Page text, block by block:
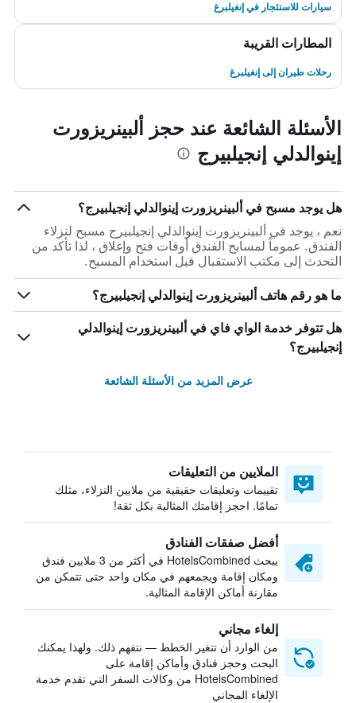
سيارات للاستئجار في إنغيلبرغ
المطارات القريبة
رحلات طيران إلى إنغيلبرغ
الأسئلة الشائعة عند حجز ألبينريزورت
إينوالدلي إنجيلبيرج
هل يوجد مسبح في ألبينريزورت إينوالدلي إنجيلبيرج؟
نعم ، يوجد في ألبينريزورت إينوالدلي إنجيلبيرج مسبح لنزلاء
الفندق. عموماً لمسابح الفندق أوقات فتح وإغلاق ، لذا تأكد من
التحدث إلى مكتب الاستقبال قبل استخدام المسبح.
ما هو رقم هاتف ألبينريزورت إينوالدلي إنجيلبيرج؟
هل تتوفر خدمة الواي فاي في ألبينريزورت إينوالدلي
إنجيلبيرج؟
عرض المزيد من الأسئلة الشائعة
الملايين من التعليقات
تقييمات وتعليقات حقيقية من ملايين النزلاء، مثلك
تمامًا. احجز إقامتك المثالية بكل ثقة!
أفضل صفقات الفنادق
يبحث HotelsCombined في أكثر من 3 ملايين فندق
ومكان إقامة ويجمعهم في مكان واحد حتى تتمكن من
مقارنة أماكن الإقامة المثالية.
إلغاء مجاني
من الوارد أن تتغير الخطط — نتفهم ذلك. ولهذا يمكنك
البحث وحجز فنادق وأماكن إقامة على
HotelsCombined من وكالات السفر التي تقدم خدمة
الإلغاء المجاني